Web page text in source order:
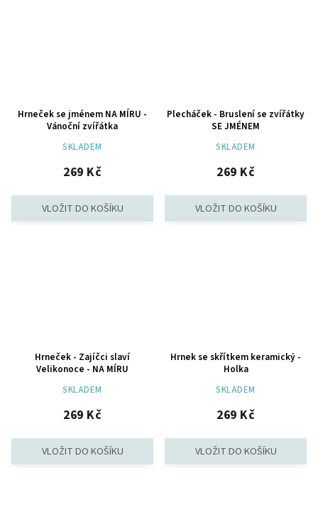
Hrneček se jménem NA MÍRU -
Vánoční zvířátka
SKLADEM
269 Kč
Plecháček - Bruslení se zvířátky
SE JMÉNEM
SKLADEM
269 Kč
Hrneček - Zajíčci slaví
Velikonoce - NA MÍRU
SKLADEM
269 Kč
Hrnek se skřítkem keramický -
Holka
SKLADEM
269 Kč